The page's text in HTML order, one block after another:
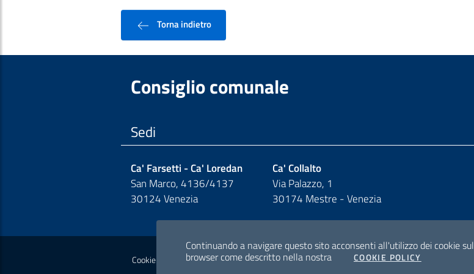
Torna indietro
Consiglio comunale
Sedi
Ca' Farsetti - Ca' Loredan
San Marco, 4136/4137
30124 Venezia
Ca' Collalto
Via Palazzo, 1
30174 Mestre - Venezia
Sezione Link Policy
Cookie policy Privacy policy
Continuando a navigare questo sito acconsenti all'utilizzo dei cookie sul
browser come descritto nella nostra COOKIE POLICY